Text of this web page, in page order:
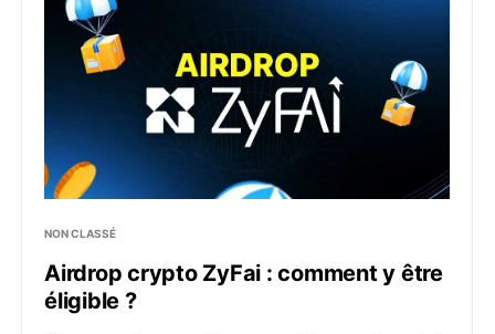
NON CLASSÉ
Airdrop crypto ZyFai : comment y être
éligible ?